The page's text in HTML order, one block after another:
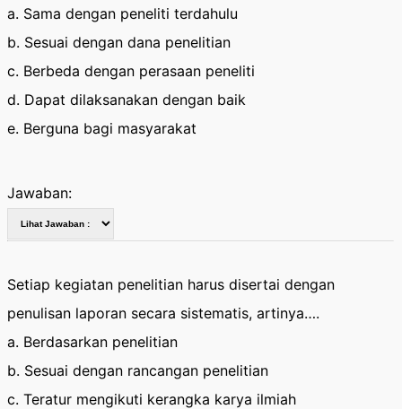
a. Sama dengan peneliti terdahulu
b. Sesuai dengan dana penelitian
c. Berbeda dengan perasaan peneliti
d. Dapat dilaksanakan dengan baik
e. Berguna bagi masyarakat
Jawaban:
Setiap kegiatan penelitian harus disertai dengan
penulisan laporan secara sistematis, artinya….
a. Berdasarkan penelitian
b. Sesuai dengan rancangan penelitian
c. Teratur mengikuti kerangka karya ilmiah